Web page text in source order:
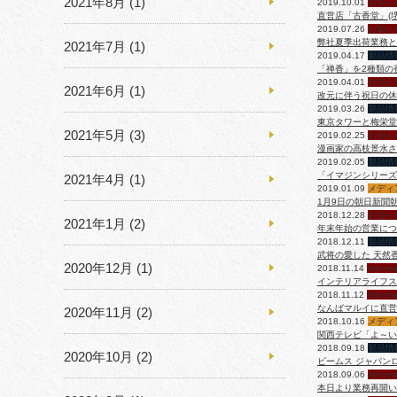
2019.10.01 お知ら
直営店「古香堂」(
2019.07.26 お知ら
弊社夏季出荷業務
2019.04.17 製品情
「禅香」を2種類
2019.04.01 お知ら
改元に伴う祝日の
2019.03.26 製品情
東京タワーと梅栄
2019.02.25 お知ら
漫画家の高枝景水
2019.02.05 製品情
「イマジンシリー
2019.01.09
メディ
1月9日の朝日新聞
2018.12.28 お知ら
年末年始の営業に
2018.12.11 製品情
武将の愛した 天然
2018.11.14
インテリアライフ
2018.11.12
なんばマルイに直
2018.10.16
メディ
関西テレビ「よ～
2018.09.18 製品情
ビームス ジャパン
2018.09.06
本日より業務再開
2021年7月 (1)
2021年6月 (1)
2021年5月 (3)
2021年4月 (1)
2021年1月 (2)
2020年12月 (1)
2020年11月 (2)
2020年10月 (2)